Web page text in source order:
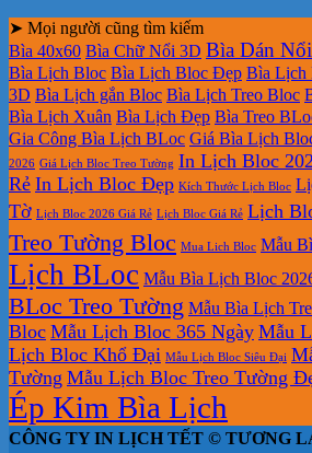
➤ Mọi người cũng tìm kiếm
Bìa 40x60 Bìa Chữ Nổi 3D Bìa Dán
Bìa Lịch Bloc Bìa Lịch Bloc Đẹp Bìa Lịch
3D Bìa Lịch gắn Bloc Bìa Lịch Treo Bloc
Bìa Lịch Xuân Bìa Lịch Đẹp Bìa Treo
Gia Công Bìa Lịch BLoc Giá Bìa Lịch
2026 Giá Lịch Bloc Treo Tường In Lịch Bloc
Rẻ In Lịch Bloc Đẹp Kích Thước Lịch Bloc
Tờ Lịch Bloc 2026 Giá Rẻ Lịch Bloc Giá Rẻ Lịch
Treo Tường Bloc Mua Lich Bloc Mẫu
Lịch BLoc Mẫu Bìa Lịch Bloc
BLoc Treo Tường Mẫu Bìa Lịch
Bloc Mẫu Lịch Bloc 365 Ngày Mẫu
Lịch Bloc Khổ Đại Mẫu Lịch Bloc Siêu Đại
Tường Mẫu Lịch Bloc Treo Tường
Ép Kim Bìa Lịch
CÔNG TY IN LỊCH TẾT © TƯƠNG